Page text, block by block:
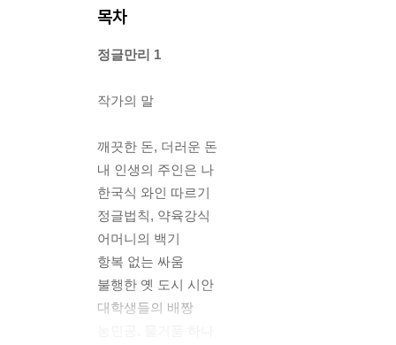
목차
정글만리 1
작가의 말
깨끗한 돈, 더러운 돈
내 인생의 주인은 나
한국식 와인 따르기
정글법칙, 약육강식
어머니의 백기
항복 없는 싸움
불행한 옛 도시 시안
대학생들의 배짱